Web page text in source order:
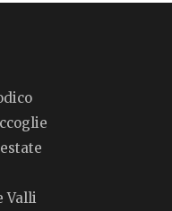
Valli